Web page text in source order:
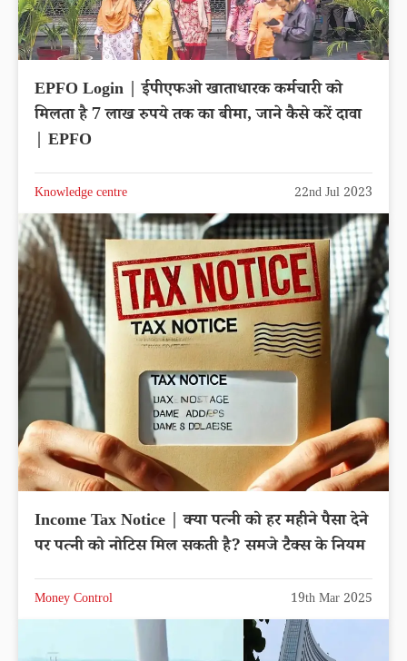
EPFO Login | ईपीएफओ खाताधारक कर्मचारी को
मिलता है 7 लाख रुपये तक का बीमा, जाने कैसे करें दावा
| EPFO
Knowledge centre 22nd Jul 2023
Income Tax Notice | क्या पत्नी को हर महीने पैसा देने
पर पत्नी को नोटिस मिल सकती है? समजे टैक्स के नियम
Money Control 19th Mar 2025